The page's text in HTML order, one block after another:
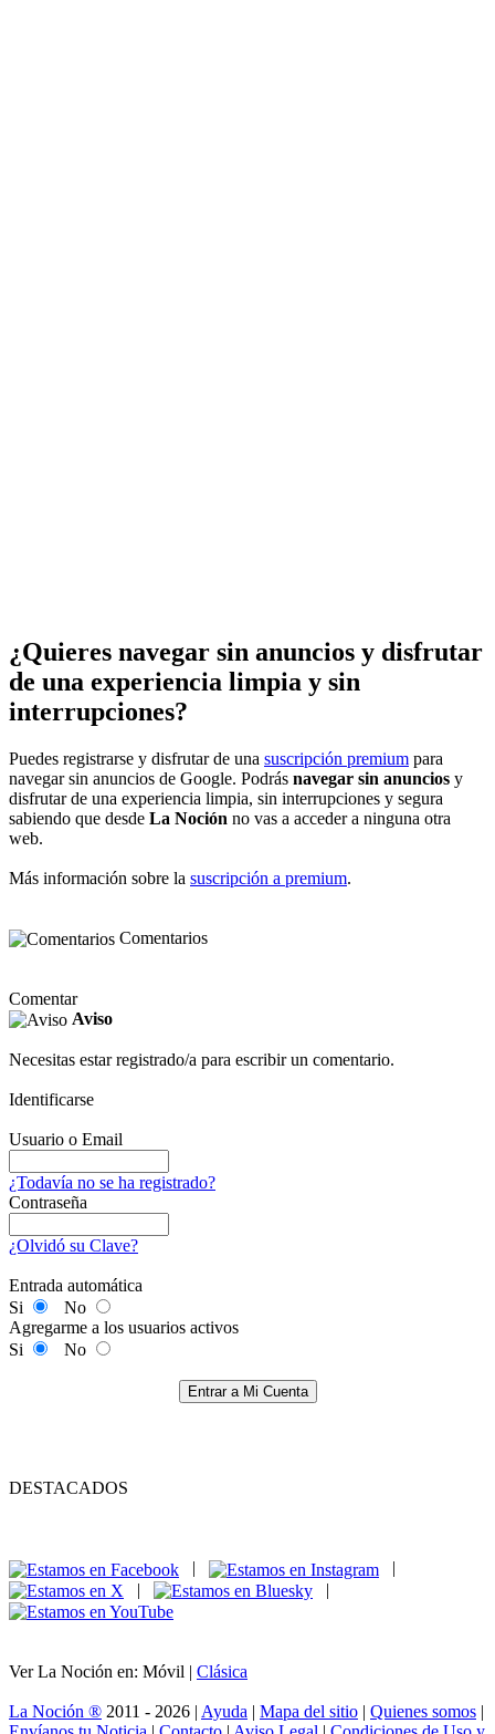
¿Quieres navegar sin anuncios y disfrutar
de una experiencia limpia y sin
interrupciones?
Puedes registrarse y disfrutar de una suscripción premium para
navegar sin anuncios de Google. Podrás navegar sin anuncios y
disfrutar de una experiencia limpia, sin interrupciones y segura
sabiendo que desde La Noción no vas a acceder a ninguna otra
web.
Más información sobre la suscripción a premium.
Comentarios
Comentar
Aviso
Necesitas estar registrado/a para escribir un comentario.
Identificarse
Usuario o Email
¿Todavía no se ha registrado?
Contraseña
¿Olvidó su Clave?
Entrada automática
Si
No
Agregarme a los usuarios activos
Si
No
Entrar a Mi Cuenta
DESTACADOS
|
|
Ver La Noción en: Móvil | Clásica
La Noción ® 2011 - 2026 | Ayuda | Mapa del sitio | Quienes somos |